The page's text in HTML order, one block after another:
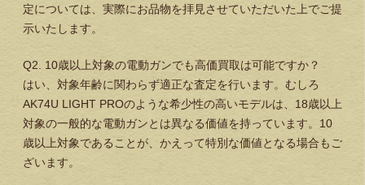
定については、実際にお品物を拝見させていただいた上でご提
示いたします。
Q2. 10歳以上対象の電動ガンでも高価買取は可能ですか？
はい、対象年齢に関わらず適正な査定を行います。むしろ
AK74U LIGHT PROのような希少性の高いモデルは、18歳以上
対象の一般的な電動ガンとは異なる価値を持っています。10
歳以上対象であることが、かえって特別な価値となる場合もご
ざいます。